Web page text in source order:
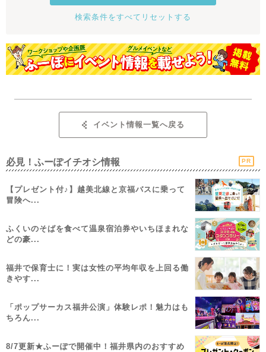
検索条件をすべてリセットする
イベント情報一覧へ戻る
必見！ふーぽイチオシ情報 PR
【プレゼント付♪】越美北線と京福バスに乗って
冒険へ...
ふくいのそばを食べて温泉宿泊券やいちほまれな
どの豪...
福井で保育士に！実は女性の平均年収を上回る働
きやす...
「ポップサーカス福井公演」体験レポ！魅力はも
ちろん...
8/7更新★ふーぽで開催中！福井県内のおすすめ